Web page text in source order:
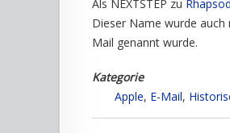
Als NEXTSTEP zu
Dieser Name wurde
Mail genannt wurde.
Kategorie
Apple, E-Mail,